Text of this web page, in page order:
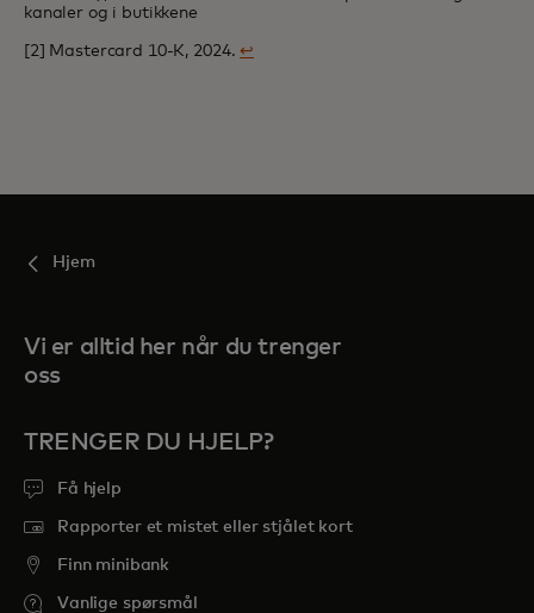
kanaler og i butikkene
[2] Mastercard 10-K, 2024.↩
Hjem
Vi er alltid her når du trenger
oss
TRENGER DU HJELP?
Få hjelp
Rapporter et mistet eller stjålet kort
Finn minibank
Vanlige spørsmål